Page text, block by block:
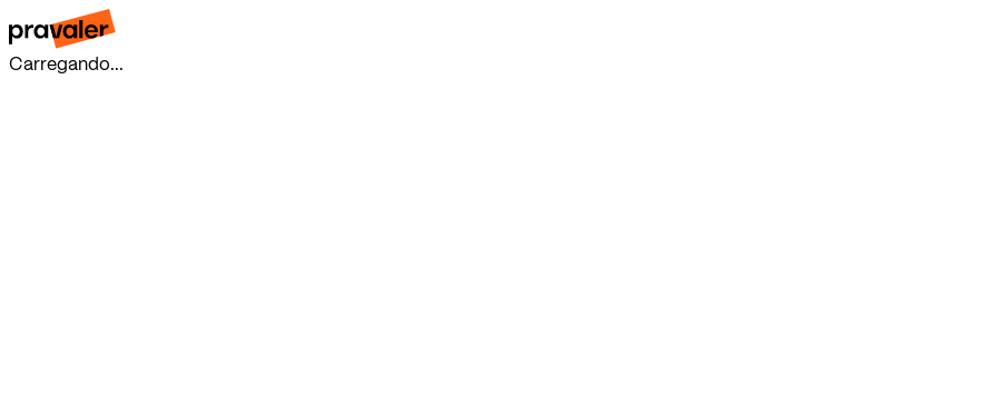
Carregando...